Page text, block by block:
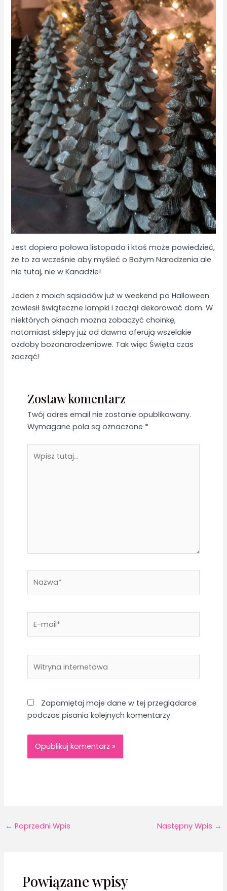
Jest dopiero połowa listopada i ktoś może powiedzieć,
że to za wcześnie aby myśleć o Bożym Narodzenia ale
nie tutaj, nie w Kanadzie!
Jeden z moich sąsiadów już w weekend po Halloween
zawiesił świąteczne lampki i zaczął dekorować dom. W
niektórych oknach można zobaczyć choinkę,
natomiast sklepy już od dawna oferują wszelakie
ozdoby bożonarodzeniowe. Tak więc Święta czas
zacząć!
Zostaw komentarz
Twój adres email nie zostanie opublikowany.
Wymagane pola są oznaczone *
tutaj...
mail*
internetowa
Zapamiętaj moje dane w tej przeglądarce
podczas pisania kolejnych komentarzy.
← Poprzedni Wpis Następny Wpis →
Powiązane wpisy